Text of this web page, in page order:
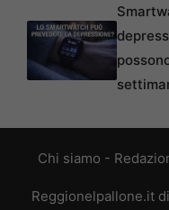
Chi siamo -
Reggionelpallone.it